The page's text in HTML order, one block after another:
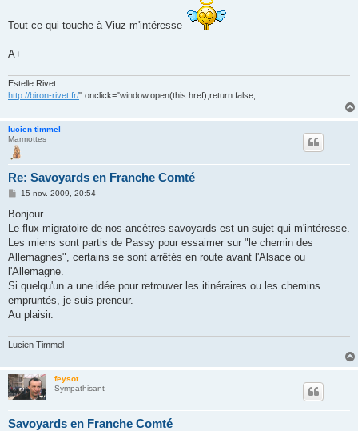
Tout ce qui touche à Viuz m'intéresse
A+
Estelle Rivet
http://biron-rivet.fr/" onclick="window.open(this.href);return false;
lucien timmel
Marmottes
Re: Savoyards en Franche Comté
M
s
a
g
15 nov. 2009, 20:54
Bonjour
Le flux migratoire de nos ancêtres savoyards est un sujet qui m'intéresse.
Les miens sont partis de Passy pour essaimer sur "le chemin des
Allemagnes", certains se sont arrêtés en route avant l'Alsace ou
l'Allemagne.
Si quelqu'un a une idée pour retrouver les itinéraires ou les chemins
empruntés, je suis preneur.
Au plaisir.
Lucien Timmel
feysot
Sympathisant
Savoyards en Franche Comté